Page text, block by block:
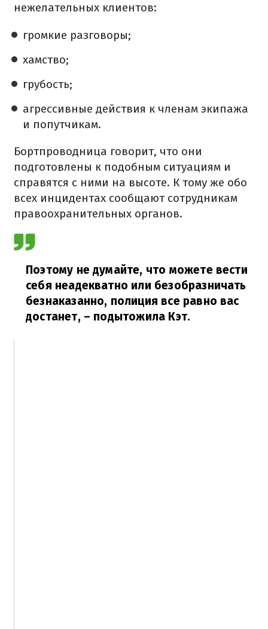
нежелательных клиентов:
громкие разговоры;
хамство;
грубость;
агрессивные действия к членам экипажа
и попутчикам.
Бортпроводница говорит, что они
подготовлены к подобным ситуациям и
справятся с ними на высоте. К тому же обо
всех инцидентах сообщают сотрудникам
правоохранительных органов.
Поэтому не думайте, что можете вести
себя неадекватно или безобразничать
безнаказанно, полиция все равно вас
достанет, – подытожила Кэт.